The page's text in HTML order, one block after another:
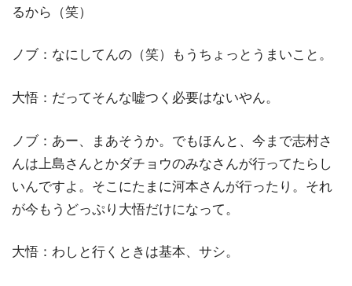
るから（笑）
ノブ：なにしてんの（笑）もうちょっとうまいこと。
大悟：だってそんな嘘つく必要はないやん。
ノブ：あー、まあそうか。でもほんと、今まで志村さ
んは上島さんとかダチョウのみなさんが行ってたらし
いんですよ。そこにたまに河本さんが行ったり。それ
が今もうどっぷり大悟だけになって。
大悟：わしと行くときは基本、サシ。